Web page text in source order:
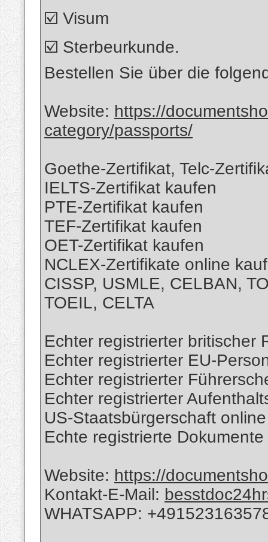
☑️ Visum
☑️ Sterbeurkunde.
Bestellen Sie über die
Website: https://
category/passports/
Goethe-Zertifikat, Telc-
IELTS-Zertifikat kaufen
PTE-Zertifikat kaufen
TEF-Zertifikat kaufen
OET-Zertifikat kaufen
NCLEX-Zertifikate online
CISSP, USMLE, CELBAN,
TOEIL, CELTA
Echter registrierter britischer
Echter registrierter EU-
Echter registrierter
Echter registrierter
US-Staatsbürgerschaft
Echte registrierte
Website: https://
Kontakt-E-Mail:
WHATSAPP: